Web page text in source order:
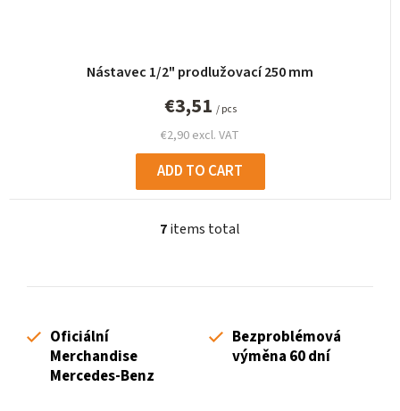
Nástavec 1/2" prodlužovací 250 mm
€2,90 excl. VAT
€3,51 / pcs
ADD TO CART
L
s
7items total
Oficiální
Merchandise
Mercedes-Benz
Bezproblémová
výměna 60 dní